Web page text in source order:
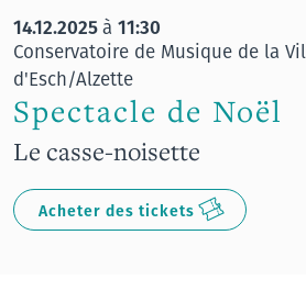
14.12.2025à 11:30
Conservatoire de Musique de la
d'Esch/Alzette
Spectacle de Noël
Le casse-noisette
Acheter des tickets